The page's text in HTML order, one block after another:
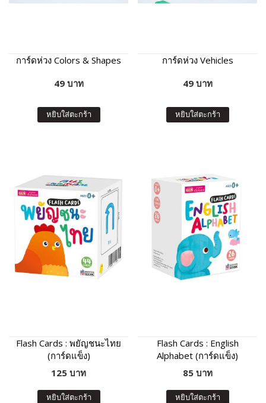
การ์ดห่วง Colors & Shapes
49 บาท
หยิบใส่ตะกร้า
การ์ดห่วง Vehicles
49 บาท
หยิบใส่ตะกร้า
Flash Cards : พยัญชนะไทย
(การ์ดแข็ง)
125 บาท
หยิบใส่ตะกร้า
Flash Cards : English
Alphabet (การ์ดแข็ง)
85 บาท
หยิบใส่ตะกร้า